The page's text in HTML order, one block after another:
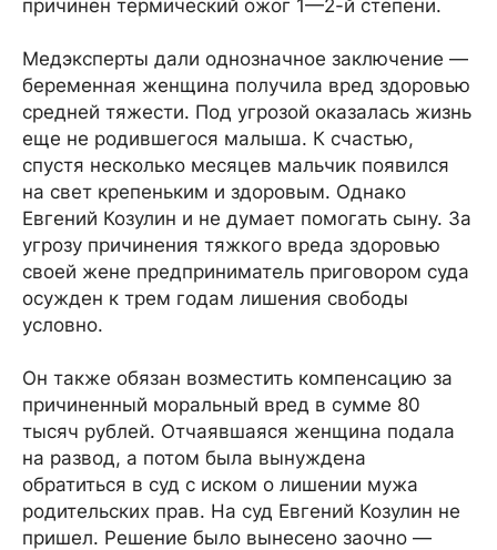
причинен термический ожог 1—2-й степени.
Медэксперты дали однозначное заключение —
беременная женщина получила вред здоровью
средней тяжести. Под угрозой оказалась жизнь
еще не родившегося малыша. К счастью,
спустя несколько месяцев мальчик появился
на свет крепеньким и здоровым. Однако
Евгений Козулин и не думает помогать сыну. За
угрозу причинения тяжкого вреда здоровью
своей жене предприниматель приговором суда
осужден к трем годам лишения свободы
условно.
Он также обязан возместить компенсацию за
причиненный моральный вред в сумме 80
тысяч рублей. Отчаявшаяся женщина подала
на развод, а потом была вынуждена
обратиться в суд с иском о лишении мужа
родительских прав. На суд Евгений Козулин не
пришел. Решение было вынесено заочно —